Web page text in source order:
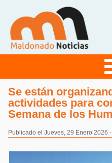
Se están
actividades para
Semana de los
Publicado el Jueves, 29 Enero 2026